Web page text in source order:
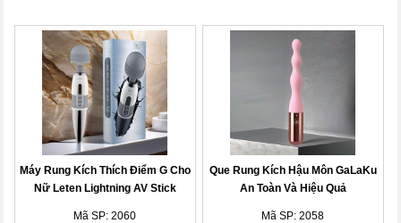
Máy Rung Kích Thích Điểm G Cho
Nữ Leten Lightning AV Stick
Mã SP: 2060
Que Rung Kích Hậu Môn GaLaKu
An Toàn Và Hiệu Quả
Mã SP: 2058